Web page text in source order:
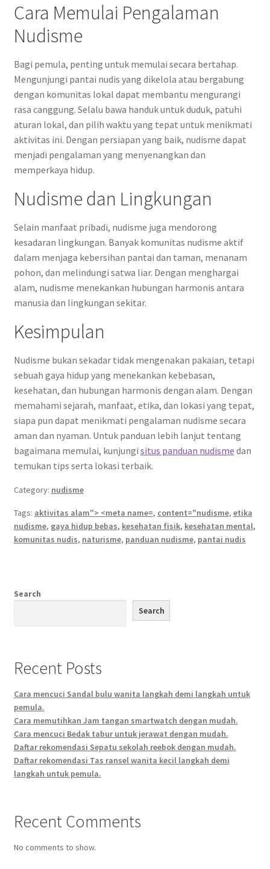
Cara Memulai Pengalaman
Nudisme
Bagi pemula, penting untuk memulai secara bertahap.
Mengunjungi pantai nudis yang dikelola atau bergabung
dengan komunitas lokal dapat membantu mengurangi
rasa canggung. Selalu bawa handuk untuk duduk, patuhi
aturan lokal, dan pilih waktu yang tepat untuk menikmati
aktivitas ini. Dengan persiapan yang baik, nudisme dapat
menjadi pengalaman yang menyenangkan dan
memperkaya hidup.
Nudisme dan Lingkungan
Selain manfaat pribadi, nudisme juga mendorong
kesadaran lingkungan. Banyak komunitas nudisme aktif
dalam menjaga kebersihan pantai dan taman, menanam
pohon, dan melindungi satwa liar. Dengan menghargai
alam, nudisme menekankan hubungan harmonis antara
manusia dan lingkungan sekitar.
Kesimpulan
Nudisme bukan sekadar tidak mengenakan pakaian, tetapi
sebuah gaya hidup yang menekankan kebebasan,
kesehatan, dan hubungan harmonis dengan alam. Dengan
memahami sejarah, manfaat, etika, dan lokasi yang tepat,
siapa pun dapat menikmati pengalaman nudisme secara
aman dan nyaman. Untuk panduan lebih lanjut tentang
bagaimana memulai, kunjungi situs panduan nudisme dan
temukan tips serta lokasi terbaik.
Category: nudisme
Tags: aktivitas alam"> <meta name=, content="nudisme, etika
nudisme, gaya hidup bebas, kesehatan fisik, kesehatan mental,
komunitas nudis, naturisme, panduan nudisme, pantai nudis
Search
Search
Recent Posts
Cara mencuci Sandal bulu wanita langkah demi langkah untuk
pemula.
Cara memutihkan Jam tangan smartwatch dengan mudah.
Cara mencuci Bedak tabur untuk jerawat dengan mudah.
Daftar rekomendasi Sepatu sekolah reebok dengan mudah.
Daftar rekomendasi Tas ransel wanita kecil langkah demi
langkah untuk pemula.
Recent Comments
No comments to show.